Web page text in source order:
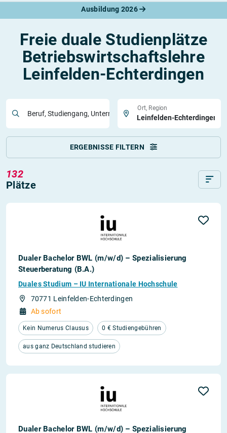
Ausbildung 2026
Freie duale Studienplätze
Betriebswirtschaftslehre
Leinfelden-Echterdingen
Beruf, Studiengang, Unternehmen
Ort, Region
ERGEBNISSE FILTERN
132
Plätze
Dualer Bachelor BWL (m/w/d) – Spezialisierung
Steuerberatung (B.A.)
Duales Studium – IU Internationale Hochschule
70771 Leinfelden-Echterdingen
Ab sofort
Kein Numerus Clausus 0 € Studiengebühren
aus ganz Deutschland studieren
Dualer Bachelor BWL (m/w/d) – Spezialisierung